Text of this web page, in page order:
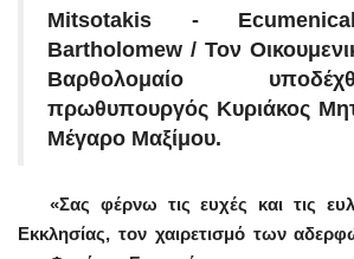
Mitsotakis -
Bartholomew / Τον
Βαρθολομαίο
πρωθυπουργός Κυριάκος
Μέγαρο Μαξίμου.
«Σας φέρνω τις ευχές και τις
Εκκλησίας, τον χαιρετισμό των